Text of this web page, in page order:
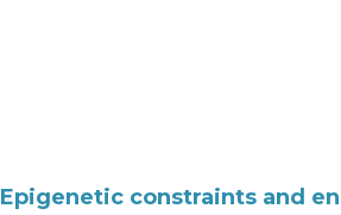
Epigenetic constraints and